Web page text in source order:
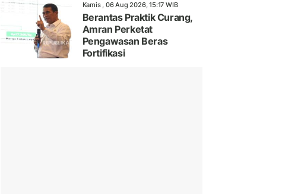
Kamis , 06 Aug 2026, 15:17 WIB
Berantas Praktik Curang,
Amran Perketat
Pengawasan Beras
Fortifikasi